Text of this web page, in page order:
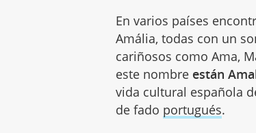
En varios países
Amália, todas con un
cariñosos como Ama,
este nombre están
vida cultural española
de fado portugués.